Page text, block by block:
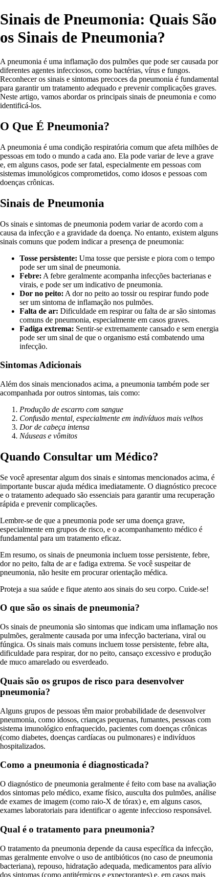
Sinais de Pneumonia: Quais São
os Sinais de Pneumonia?
A pneumonia é uma inflamação dos pulmões que pode ser causada por
diferentes agentes infecciosos, como bactérias, vírus e fungos.
Reconhecer os sinais e sintomas precoces da pneumonia é fundamental
para garantir um tratamento adequado e prevenir complicações graves.
Neste artigo, vamos abordar os principais sinais de pneumonia e como
identificá-los.
O Que É Pneumonia?
A pneumonia é uma condição respiratória comum que afeta milhões de
pessoas em todo o mundo a cada ano. Ela pode variar de leve a grave
e, em alguns casos, pode ser fatal, especialmente em pessoas com
sistemas imunológicos comprometidos, como idosos e pessoas com
doenças crônicas.
Sinais de Pneumonia
Os sinais e sintomas de pneumonia podem variar de acordo com a
causa da infecção e a gravidade da doença. No entanto, existem alguns
sinais comuns que podem indicar a presença de pneumonia:
Tosse persistente: Uma tosse que persiste e piora com o tempo
pode ser um sinal de pneumonia.
Febre: A febre geralmente acompanha infecções bacterianas e
virais, e pode ser um indicativo de pneumonia.
Dor no peito: A dor no peito ao tossir ou respirar fundo pode
ser um sintoma de inflamação nos pulmões.
Falta de ar: Dificuldade em respirar ou falta de ar são sintomas
comuns de pneumonia, especialmente em casos graves.
Fadiga extrema: Sentir-se extremamente cansado e sem energia
pode ser um sinal de que o organismo está combatendo uma
infecção.
Sintomas Adicionais
Além dos sinais mencionados acima, a pneumonia também pode ser
acompanhada por outros sintomas, tais como:
Produção de escarro com sangue
Confusão mental, especialmente em indivíduos mais velhos
Dor de cabeça intensa
Náuseas e vômitos
Quando Consultar um Médico?
Se você apresentar algum dos sinais e sintomas mencionados acima, é
importante buscar ajuda médica imediatamente. O diagnóstico precoce
e o tratamento adequado são essenciais para garantir uma recuperação
rápida e prevenir complicações.
Lembre-se de que a pneumonia pode ser uma doença grave,
especialmente em grupos de risco, e o acompanhamento médico é
fundamental para um tratamento eficaz.
Em resumo, os sinais de pneumonia incluem tosse persistente, febre,
dor no peito, falta de ar e fadiga extrema. Se você suspeitar de
pneumonia, não hesite em procurar orientação médica.
Proteja a sua saúde e fique atento aos sinais do seu corpo. Cuide-se!
O que são os sinais de pneumonia?
Os sinais de pneumonia são sintomas que indicam uma inflamação nos
pulmões, geralmente causada por uma infecção bacteriana, viral ou
fúngica. Os sinais mais comuns incluem tosse persistente, febre alta,
dificuldade para respirar, dor no peito, cansaço excessivo e produção
de muco amarelado ou esverdeado.
Quais são os grupos de risco para desenvolver
pneumonia?
Alguns grupos de pessoas têm maior probabilidade de desenvolver
pneumonia, como idosos, crianças pequenas, fumantes, pessoas com
sistema imunológico enfraquecido, pacientes com doenças crônicas
(como diabetes, doenças cardíacas ou pulmonares) e indivíduos
hospitalizados.
Como a pneumonia é diagnosticada?
O diagnóstico de pneumonia geralmente é feito com base na avaliação
dos sintomas pelo médico, exame físico, ausculta dos pulmões, análise
de exames de imagem (como raio-X de tórax) e, em alguns casos,
exames laboratoriais para identificar o agente infeccioso responsável.
Qual é o tratamento para pneumonia?
O tratamento da pneumonia depende da causa específica da infecção,
mas geralmente envolve o uso de antibióticos (no caso de pneumonia
bacteriana), repouso, hidratação adequada, medicamentos para alívio
dos sintomas (como antitérmicos e expectorantes) e, em casos mais